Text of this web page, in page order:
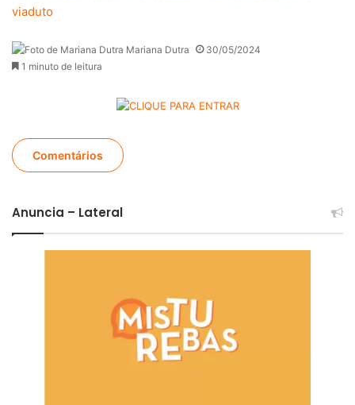
viaduto
Mariana Dutra
30/05/2024
1 minuto de leitura
Comentários
Anuncia – Lateral